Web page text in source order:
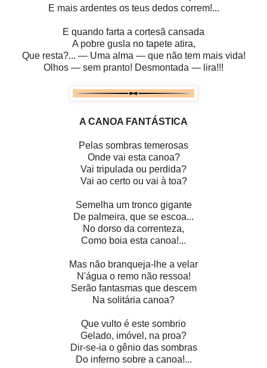
E mais ardentes os teus dedos correm!...
E quando farta a cortesã cansada
A pobre gusla no tapete atira,
Que resta?... — Uma alma — que não tem mais vida!
Olhos — sem pranto! Desmontada — lira!!!
A CANOA FANTÁSTICA
Pelas sombras temerosas
Onde vai esta canoa?
Vai tripulada ou perdida?
Vai ao certo ou vai à toa?
Semelha um tronco gigante
De palmeira, que se escoa...
No dorso da correnteza,
Como boia esta canoa!...
Mas não branqueja-lhe a velar
N'água o remo não ressoa!
Serão fantasmas que descem
Na solitária canoa?
Que vulto é este sombrio
Gelado, imóvel, na proa?
Dir-se-ia o gênio das sombras
Do inferno sobre a canoa!...